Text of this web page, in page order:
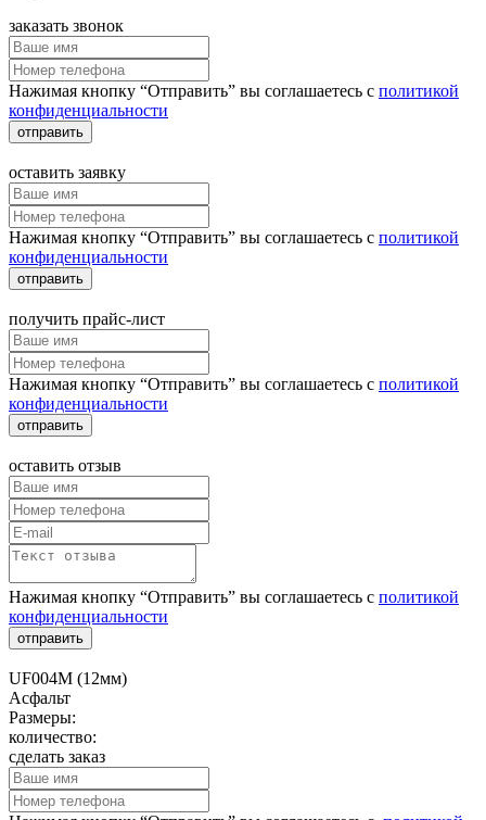
заказать звонок
Нажимая кнопку “Отправить” вы соглашаетесь с политикой
конфиденциальности
отправить
оставить заявку
Нажимая кнопку “Отправить” вы соглашаетесь с политикой
конфиденциальности
отправить
получить прайс-лист
Нажимая кнопку “Отправить” вы соглашаетесь с политикой
конфиденциальности
отправить
оставить отзыв
Нажимая кнопку “Отправить” вы соглашаетесь с политикой
конфиденциальности
отправить
UF004M (12мм)
Асфальт
Размеры:
количество:
сделать заказ